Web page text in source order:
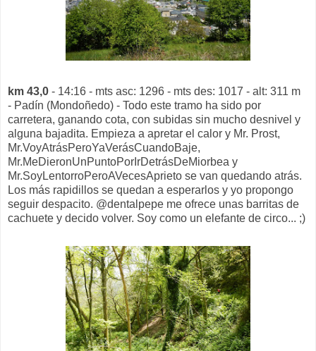
km 43,0 - 14:16 - mts asc: 1296 - mts des: 1017 - alt: 311 m
- Padín (Mondoñedo) - Todo este tramo ha sido por
carretera, ganando cota, con subidas sin mucho desnivel y
alguna bajadita. Empieza a apretar el calor y Mr. Prost,
Mr.VoyAtrásPeroYaVerásCuandoBaje,
Mr.MeDieronUnPuntoPorIrDetrásDeMiorbea y
Mr.SoyLentorroPeroAVecesAprieto se van quedando atrás.
Los más rapidillos se quedan a esperarlos y yo propongo
seguir despacito. @dentalpepe me ofrece unas barritas de
cachuete y decido volver. Soy como un elefante de circo... ;)